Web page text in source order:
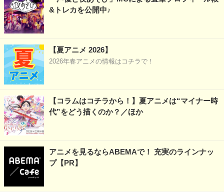
&トレカを公開中♪
【夏アニメ 2026】
2026年春アニメの情報はコチラで！
【コラムはコチラから！】夏アニメは“マイナー時
代”をどう描くのか？／ほか
アニメを見るならABEMAで！ 充実のラインナッ
プ【PR】